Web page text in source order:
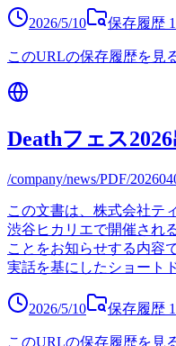
2026/5/10 保存履歴 1
このURLの保存履歴を見
Deathフェス
/company/news/PDF/
この文書は、株式会社テ
渋谷ヒカリエで開催され
ことをお知らせする内容
実話を基にしたショート
2026/5/10 保存履歴 1
このURLの保存履歴を見